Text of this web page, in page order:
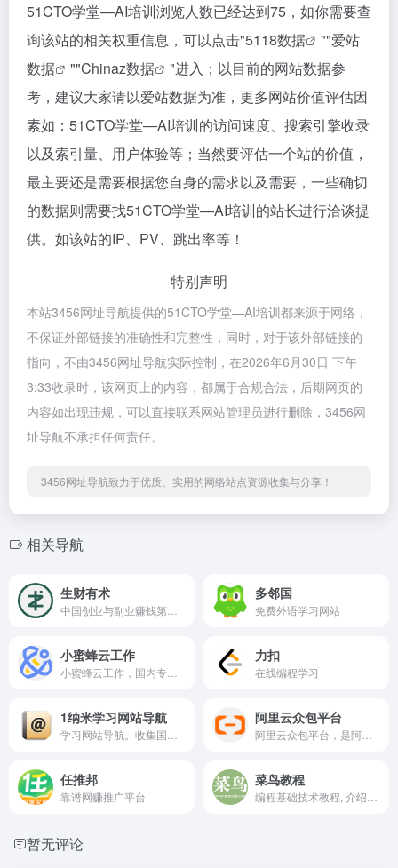
51CTO学堂—AI培训浏览人数已经达到75，如你需要查
询该站的相关权重信息，可以点击"5118数据 ""爱站
数据
""Chinaz数据
"进入；以目前的网站数据参
考，建议大家请以爱站数据为准，更多网站价值评估因
素如：51CTO学堂—AI培训的访问速度、搜索引擎收录
以及索引量、用户体验等；当然要评估一个站的价值，
最主要还是需要根据您自身的需求以及需要，一些确切
的数据则需要找51CTO学堂—AI培训的站长进行洽谈提
供。如该站的IP、PV、跳出率等！
特别声明
本站3456网址导航提供的51CTO学堂—AI培训都来源于网络，
不保证外部链接的准确性和完整性，同时，对于该外部链接的
指向，不由3456网址导航实际控制，在2026年6月30日 下午
3:33收录时，该网页上的内容，都属于合规合法，后期网页的
内容如出现违规，可以直接联系网站管理员进行删除，3456网
址导航不承担任何责任。
3456网址导航致力于优质、实用的网络站点资源收集与分享！
相关导航
生财有术 多邻国
免费外语学习网站
小蜜蜂云工作 力扣
在线编程学习
1纳米学习网站导航 阿里云众包平台
任推邦
靠谱网赚推广平台
菜鸟教程
暂无评论